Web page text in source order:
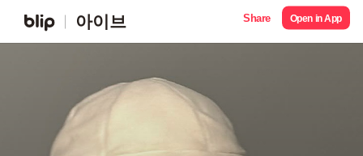
아이브 Share Open in App